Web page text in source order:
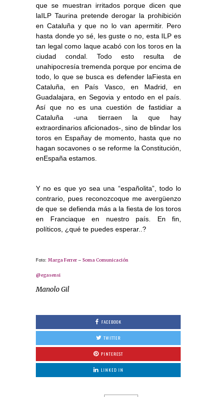
que se muestran irritados porque dicen que
laILP Taurina pretende derogar la prohibición
en Cataluña y que no lo van apermitir. Pero
hasta donde yo sé, les guste o no, esta ILP es
tan legal como laque acabó con los toros en la
ciudad condal. Todo esto resulta de
unahipocresía tremenda porque por encima de
todo, lo que se busca es defender laFiesta en
Cataluña, en País Vasco, en Madrid, en
Guadalajara, en Segovia y entodo en el país.
Así que no es una cuestión de fastidiar a
Cataluña -una tierraen la que hay
extraordinarios aficionados-, sino de blindar los
toros en Españay de momento, hasta que no
hagan socavones o se reforme la Constitución,
enEspaña estamos.
Y no es que yo sea una “españolita”, todo lo
contrario, pues reconozcoque me avergüenzo
de que se defienda más a la fiesta de los toros
en Franciaque en nuestro país. En fin,
políticos, ¿qué te puedes esperar..?
Foto: Marga Ferrer – Soma Comunicación
@egasensi
Manolo Gil
FACEBOOK
TWITTER
PINTEREST
LINKED IN